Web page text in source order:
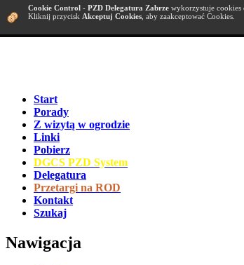
Start
Porady
Z wizytą w ogrodzie
Linki
Pobierz
DGCS PZD System
Delegatura
Przetargi na ROD
Kontakt
Szukaj
Nawigacja
Cookie Control - PZD Delegatura Zabrze wykorzystuje
Kliknij przycisk Akceptuj Cookies , aby zaakceptować Cookies.